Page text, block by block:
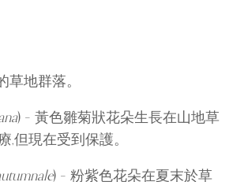
草地群落。
) – 黃色雛菊狀花朵生長在山地草
,但現在受到保護。
) – 粉紫色花朵在夏末於草